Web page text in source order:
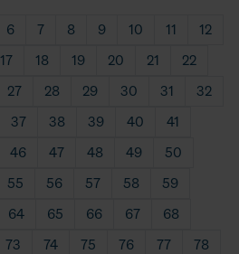
6 7 8 9 10 11
12
17 18 19 20 21
22
27 28 29 30 31
32
37 38 39 40
41
46 47 48 49
50
55 56 57 58
59
64 65 66 67
68
73 74 75 76 77
78